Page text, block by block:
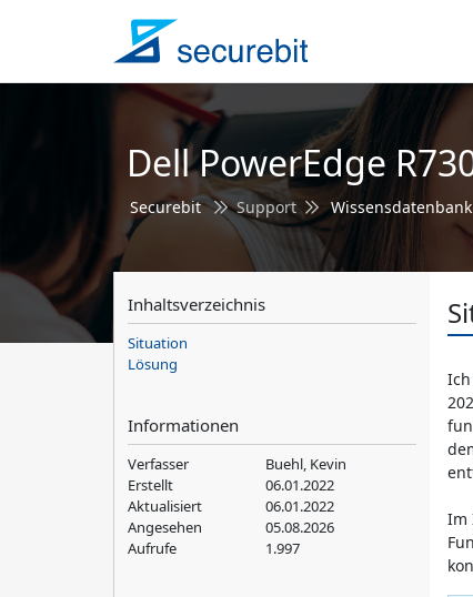
Dell PowerEdge
Securebit Support Wissensdatenbank
Inhaltsverzeichnis
Situation
Lösung
Informationen
Verfasser
Buehl, Kevin
Erstellt
06.01.2022
Aktualisiert
06.01.2022
Angesehen
05.08.2026
Aufrufe
1.997
Im